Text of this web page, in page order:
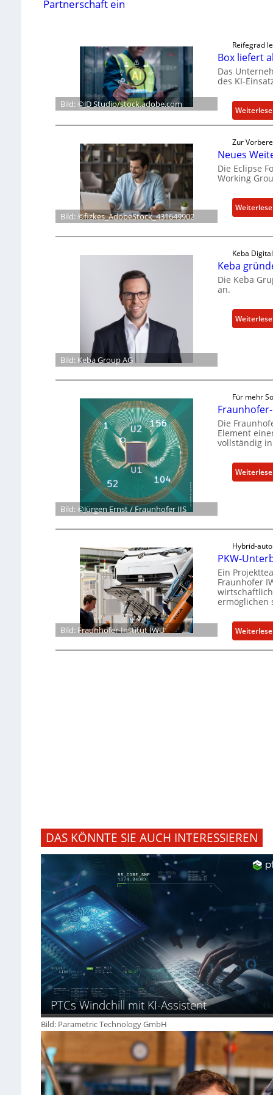
Partnerschaft ein
Bild: ©JD Studio/stock.adobe.com
Reifegrad
Box liefert
Das
des KI-
Bild: ©fizkes_AdobeStock_431649902
Zur
Neues
Die Eclipse
Working
Bild: Keba Group AG
Keba Digital
Keba
Die Keba
an.
Bild: ©Jürgen Ernst / Fraunhofer IIS
Für mehr
Die
Element
vollständig
Bild: Fraunhofer-Institut IWU
Hybrid-
PKW-
Ein
Fraunhofer
ermöglichen
DAS KÖNNTE SIE AUCH INTERESSIEREN
PTCs Windchill mit KI-Assistent
Bild: Parametric Technology GmbH